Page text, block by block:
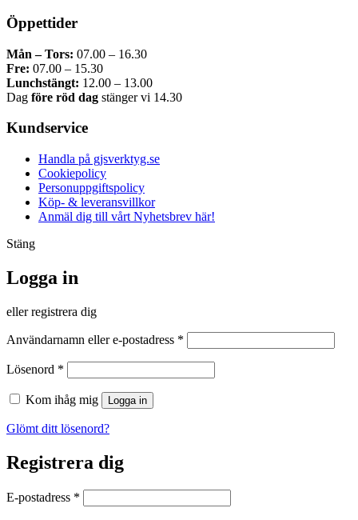
Öppettider
Mån – Tors: 07.00 – 16.30
Fre: 07.00 – 15.30
Lunchstängt: 12.00 – 13.00
Dag före röd dag stänger vi 14.30
Kundservice
Handla på gjsverktyg.se
Cookiepolicy
Personuppgiftspolicy
Köp- & leveransvillkor
Anmäl dig till vårt Nyhetsbrev här!
Stäng
Logga in
eller registrera dig
Användarnamn eller e-postadress *
Lösenord *
Kom ihåg mig Logga in
Glömt ditt lösenord?
Registrera dig
E-postadress *